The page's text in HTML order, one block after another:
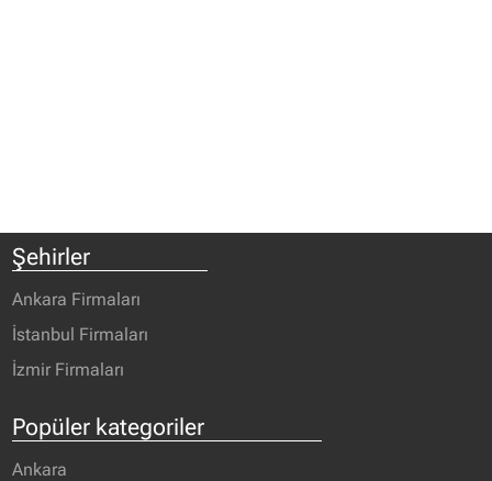
Şehirler
Ankara Firmaları
İstanbul Firmaları
İzmir Firmaları
Popüler kategoriler
Ankara